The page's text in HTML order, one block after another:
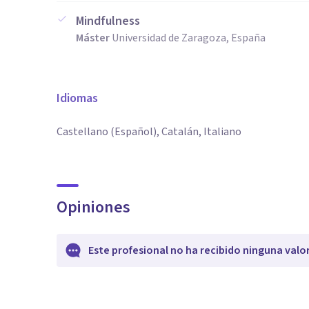
Mindfulness
MásterUniversidad de Zaragoza, España
Idiomas
Castellano (Español), Catalán, Italiano
Opiniones
Este profesional no ha recibido ninguna